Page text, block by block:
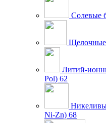
Солевые
Щелочные
Литий-
Pol) 62
Ni-Zn) 68